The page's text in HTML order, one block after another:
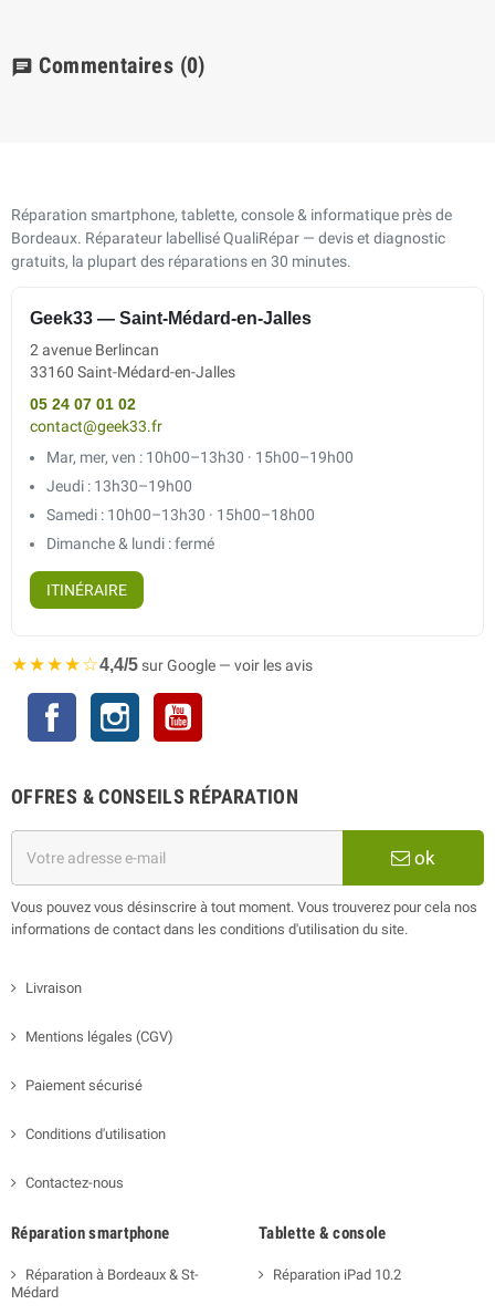
chat Commentaires (0)
Réparation smartphone, tablette, console & informatique près de
Bordeaux. Réparateur labellisé QualiRépar — devis et diagnostic
gratuits, la plupart des réparations en 30 minutes.
Geek33 — Saint-Médard-en-Jalles
2 avenue Berlincan
33160 Saint-Médard-en-Jalles
05 24 07 01 02
contact@geek33.fr
Mar, mer, ven : 10h00–13h30 · 15h00–19h00
Jeudi : 13h30–19h00
Samedi : 10h00–13h30 · 15h00–18h00
Dimanche & lundi : fermé
ITINÉRAIRE
★★★★☆4,4/5sur Google — voir les avis
Facebook Instagram
OFFRES & CONSEILS RÉPARATION
ok
Vous pouvez vous désinscrire à tout moment. Vous trouverez pour cela nos
informations de contact dans les conditions d'utilisation du site.
Livraison
Mentions légales (CGV)
Paiement sécurisé
Conditions d'utilisation
Contactez-nous
Réparation smartphone
Réparation à Bordeaux & St-
Médard
Tablette & console
Réparation iPad 10.2